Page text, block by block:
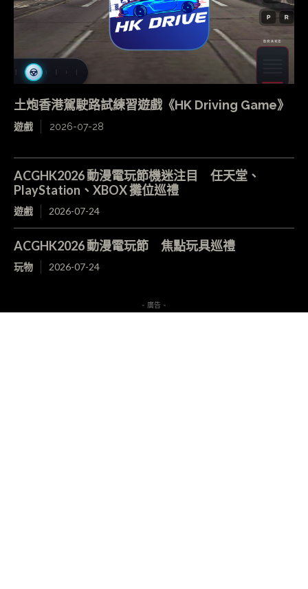
土炮香港駕駛路試練習遊戲《HK Driving Game》
遊戲 2026-07-28
ACGHK2026 動漫電玩節機迷注目 任天堂、
PlayStation、XBOX 攤位巡禮
遊戲 2026-07-24
ACGHK2026 動漫電玩節 焦點玩具巡禮
玩物 2026-07-24
- 廣告 -